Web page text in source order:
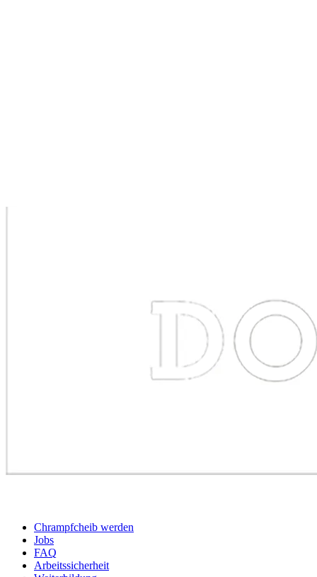
Chrampfcheib werden
Jobs
FAQ
Arbeitssicherheit